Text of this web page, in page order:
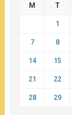
M T
1
7 8
14 15
21 22
28 29